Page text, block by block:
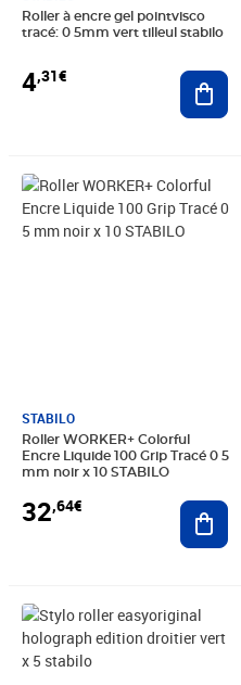
Roller à encre gel pointvisco
tracé: 0 5mm vert tilleul stabilo
4,31€
STABILO
Roller WORKER+ Colorful
Encre Liquide 100 Grip Tracé 0 5
mm noir x 10 STABILO
32,64€
Prix 32,64€
Prix 40,15€